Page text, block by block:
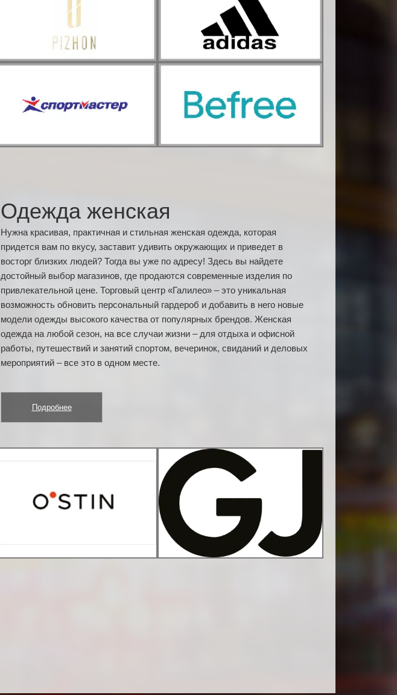
Одежда женская
Нужна красивая, практичная и стильная женская одежда, которая
придется вам по вкусу, заставит удивить окружающих и приведет в
восторг близких людей? Тогда вы уже по адресу! Здесь вы найдете
достойный выбор магазинов, где продаются современные изделия по
привлекательной цене. Торговый центр «Галилео» – это уникальная
возможность обновить персональный гардероб и добавить в него новые
модели одежды высокого качества от популярных брендов. Женская
одежда на любой сезон, на все случаи жизни – для отдыха и офисной
работы, путешествий и занятий спортом, вечеринок, свиданий и деловых
мероприятий – все это в одном месте.
Подробнее